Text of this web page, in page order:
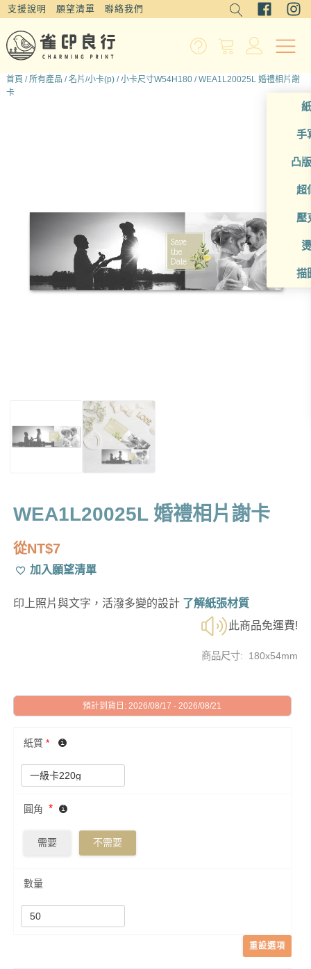
支援說明 願望清單 聯絡我們
手
凸
超
壓
描
首頁 /所有產品 /名片/小卡(p)/小卡尺寸W54H180/ WEA1L20025L 婚禮相片謝
卡
WEA1L20025L 婚禮相片謝卡
從NT$7
加入願望清單
印上照片與文字，活潑多變的設計 了解紙張材質
此商品免運費!
商品尺寸: 180x54mm
預計到貨日: 2026/08/17 - 2026/08/21
紙質 *
圓角 *
需要 不需要
數量
重設選項